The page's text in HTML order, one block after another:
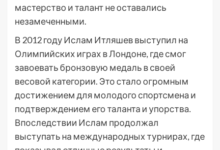
мастерство и талант не оставались
незамеченными.
В 2012 году Ислам Итляшев выступил на
Олимпийских играх в Лондоне, где смог
завоевать бронзовую медаль в своей
весовой категории. Это стало огромным
достижением для молодого спортсмена и
подтверждением его таланта и упорства.
Впоследствии Ислам продолжал
выступать на международных турнирах, где